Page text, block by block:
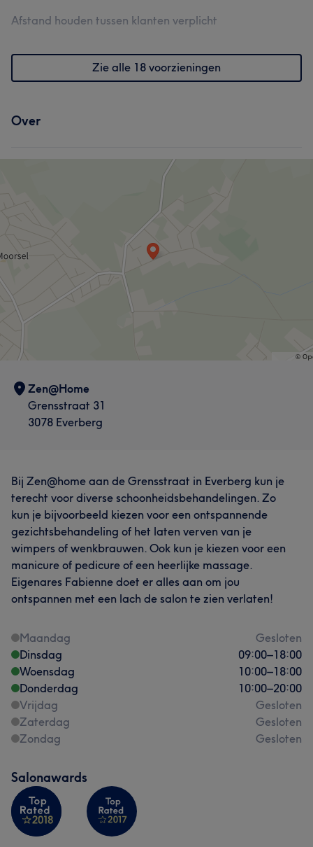
Afstand houden tussen klanten verplicht
Zie alle 18 voorzieningen
Over
Zen@Home
Grensstraat 31
3078 Everberg
Bij Zen@home aan de Grensstraat in Everberg kun je
terecht voor diverse schoonheidsbehandelingen. Zo
kun je bijvoorbeeld kiezen voor een ontspannende
gezichtsbehandeling of het laten verven van je
wimpers of wenkbrauwen. Ook kun je kiezen voor een
manicure of pedicure of een heerlijke massage.
Eigenares Fabienne doet er alles aan om jou
ontspannen met een lach de salon te zien verlaten!
Maandag
Gesloten
Dinsdag
09:00–18:00
Woensdag
10:00–18:00
Donderdag
10:00–20:00
Vrijdag
Gesloten
Zaterdag
Gesloten
Zondag
Gesloten
Salonawards